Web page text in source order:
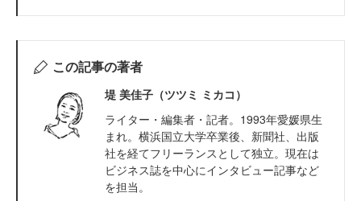
この記事の著者
堤 美佳子（ツツミ ミカコ）
ライター・編集者・記者。1993年愛媛県生
まれ。横浜国立大学卒業後、新聞社、出版
社を経てフリーランスとして独立。現在は
ビジネス誌を中心にインタビュー記事など
を担当。